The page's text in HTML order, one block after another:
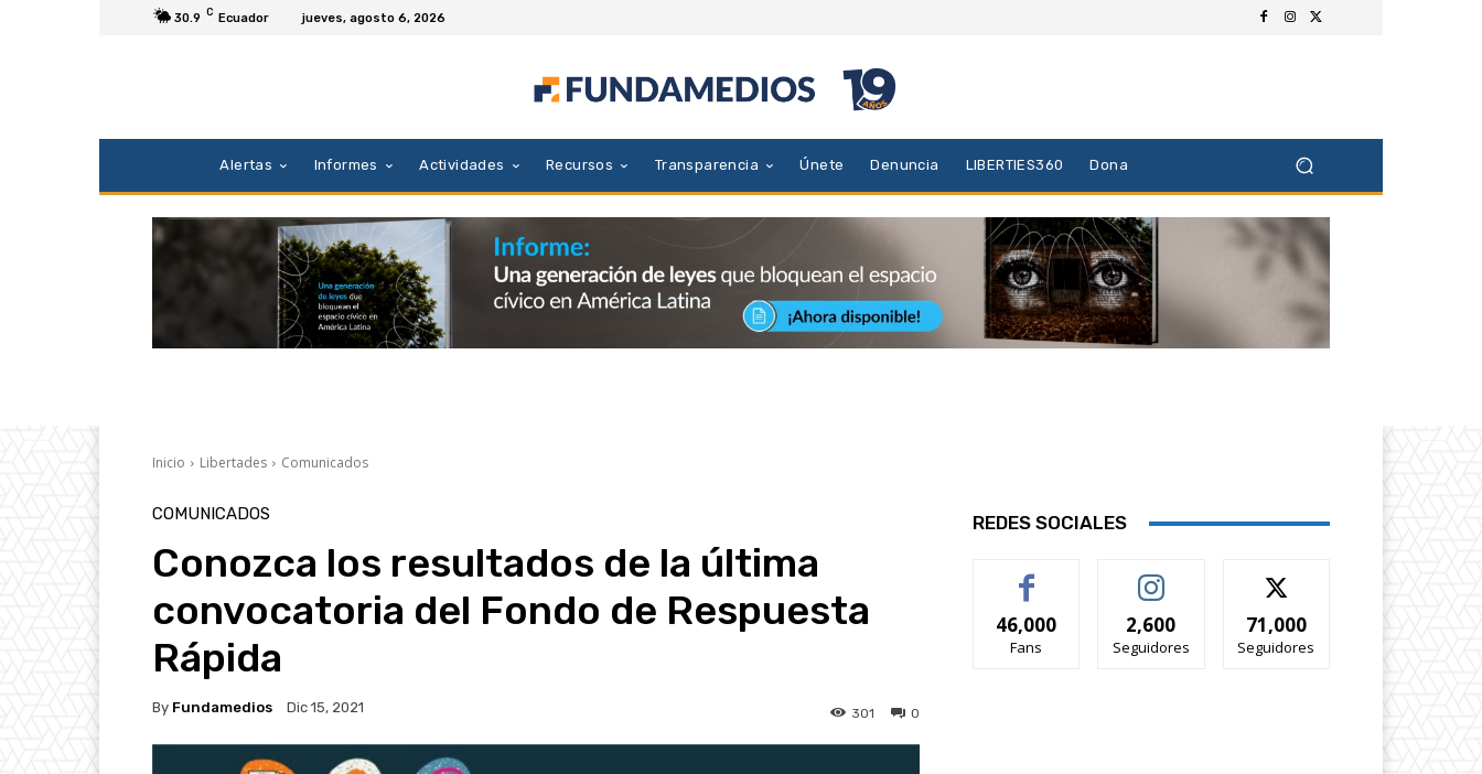
30.9 C Ecuador jueves, agosto 6, 2026
Alertas Informes Actividades Recursos Transparencia Únete Denuncia LIBERTIES360 Dona
Inicio Libertades Comunicados
COMUNICADOS
Conozca los resultados de la última
convocatoria del Fondo de Respuesta
Rápida
By Fundamedios Dic 15, 2021 0
301
REDES SOCIALES
46,000
Fans
2,600
Seguidores
71,000
Seguidores